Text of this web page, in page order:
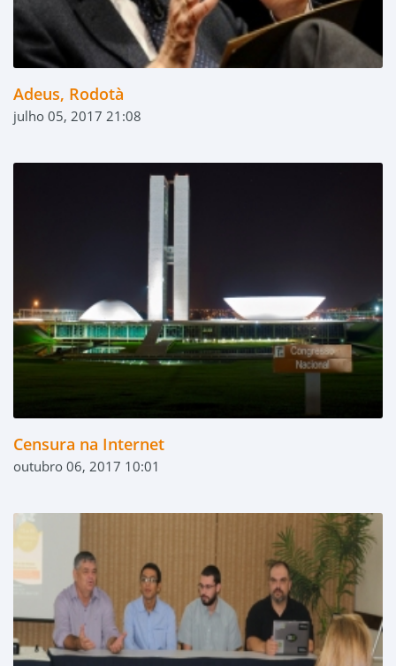
Adeus, Rodotà
julho 05, 2017 21:08
Censura na Internet
outubro 06, 2017 10:01